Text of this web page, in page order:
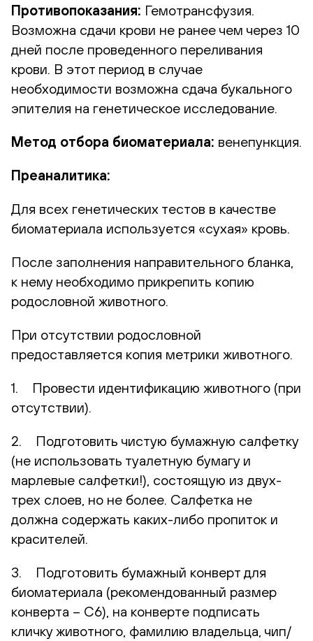
Противопоказания: Гемотрансфузия.
Возможна сдачи крови не ранее чем через 10
дней после проведенного переливания
крови. В этот период в случае
необходимости возможна сдача букального
эпителия на генетическое исследование.
Метод отбора биоматериала: венепункция.
Преаналитика:
Для всех генетических тестов в качестве
биоматериала используется «сухая» кровь.
После заполнения направительного бланка,
к нему необходимо прикрепить копию
родословной животного.
При отсутствии родословной
предоставляется копия метрики животного.
1. Провести идентификацию животного (при
отсутствии).
2. Подготовить чистую бумажную салфетку
(не использовать туалетную бумагу и
марлевые салфетки!), состоящую из двух-
трех слоев, но не более. Салфетка не
должна содержать каких-либо пропиток и
красителей.
3. Подготовить бумажный конверт для
биоматериала (рекомендованный размер
конверта – С6), на конверте подписать
кличку животного, фамилию владельца, чип/